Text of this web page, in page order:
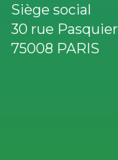
Siège social
30 rue Pasquier
75008 PARIS